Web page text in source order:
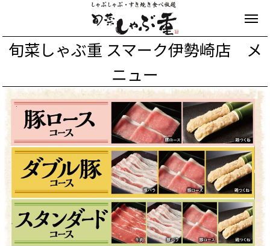
旬菜しゃぶ重 スマーク伊勢崎店 メ
ニュー